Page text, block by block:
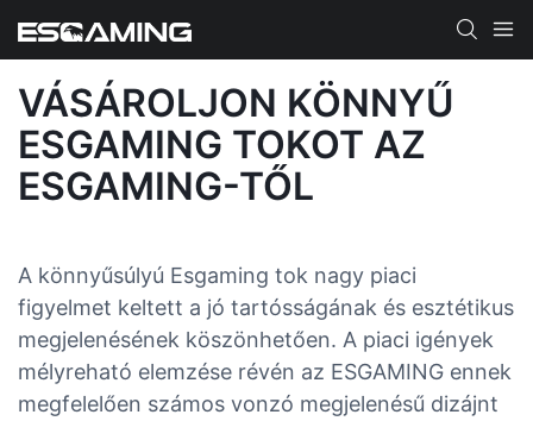
VÁSÁROLJON KÖNNYŰ
ESGAMING TOKOT AZ
ESGAMING-TŐL
A könnyűsúlyú Esgaming tok nagy piaci
figyelmet keltett a jó tartósságának és esztétikus
megjelenésének köszönhetően. A piaci igények
mélyreható elemzése révén az ESGAMING ennek
megfelelően számos vonzó megjelenésű dizájnt